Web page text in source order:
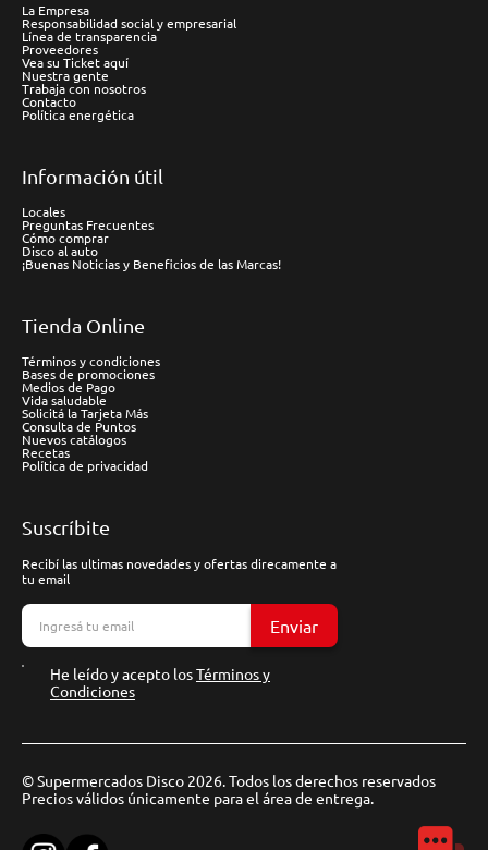
La Empresa
Responsabilidad social y empresarial
Línea de transparencia
Proveedores
Vea su Ticket aquí
Nuestra gente
Trabaja con nosotros
Contacto
Política energética
Información útil
Locales
Preguntas Frecuentes
Cómo comprar
Disco al auto
¡Buenas Noticias y Beneficios de las Marcas!
Tienda Online
Términos y condiciones
Bases de promociones
Medios de Pago
Vida saludable
Solicitá la Tarjeta Más
Consulta de Puntos
Nuevos catálogos
Recetas
Política de privacidad
Suscríbite
Recibí las ultimas novedades y ofertas direcamente a
tu email
Enviar
He leído y acepto losTérminos y
Condiciones
© Supermercados Disco 2026. Todos los derechos reservados
Precios válidos únicamente para el área de entrega.